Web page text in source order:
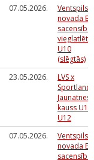
07.05.2026.
Ventspils
novada
U10
(slēgtās)
23.05.2026.
LVS x
Sportland
Jaunatnes
kauss U10,
U12
07.05.2026.
Ventspils
novada